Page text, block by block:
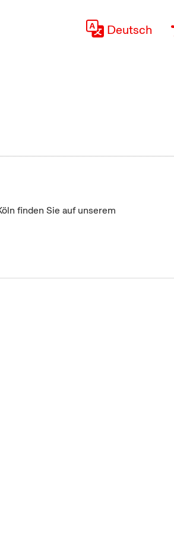
Deutsch
finden Sie auf unserem